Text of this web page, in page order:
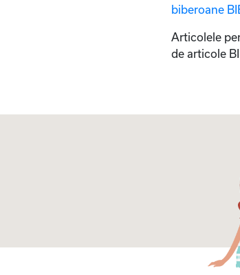
biberoane
Articolele
de articole